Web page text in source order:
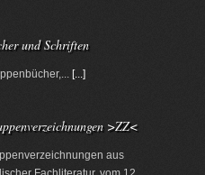
und Schriften
[...]
>ZZ<
aus